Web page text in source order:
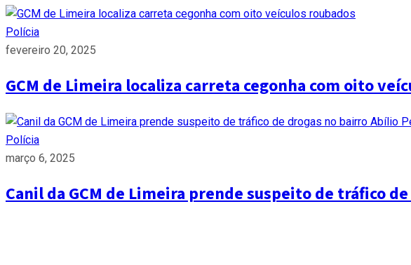
Polícia
fevereiro 20, 2025
GCM de Limeira localiza carreta cegonha com oito
Polícia
março 6, 2025
Canil da GCM de Limeira prende suspeito de tráfico